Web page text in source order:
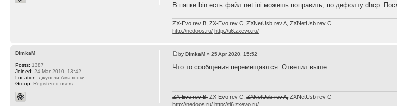
В папке bin есть файл net.ini можешь поправить, по дефолту dhcp.
ZX-Evo rev B,ZX-Evo rev C,ZXNetUsb rev A,ZXNetUsb rev С
http://nedoos.ru/ http://ti6.zxevo.ru/
byDimkaM » 25 Apr 2020, 15:52
Что то сообщения перемещаются. Ответил выше
ZX-Evo rev B,ZX-Evo rev C,ZXNetUsb rev A,ZXNetUsb rev С
http://nedoos.ru/ http://ti6.zxevo.ru/
DimkaM
Posts: 1387
Joined: 24 Mar 2010, 13:42
Location: джунгли Амазонки
Group: Registered users